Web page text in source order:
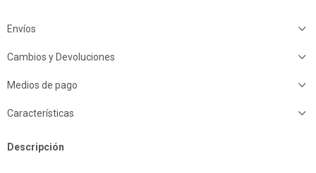
Envíos
Cambios y Devoluciones
Medios de pago
Características
Descripción